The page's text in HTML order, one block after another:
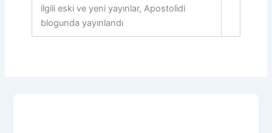
ilgili eski ve yeni yayınlar, Apostolidi
blogunda yayınlandı